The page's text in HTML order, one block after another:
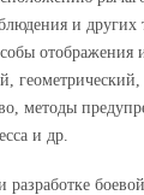
и других
отображения
методы
и др.